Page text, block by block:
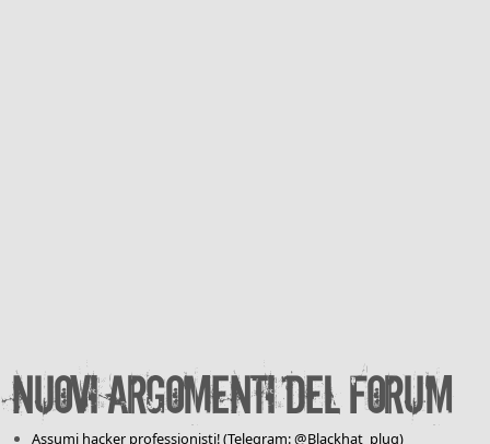
Nuovi argomenti del forum
Assumi hacker professionisti! (Telegram: @Blackhat_plug)